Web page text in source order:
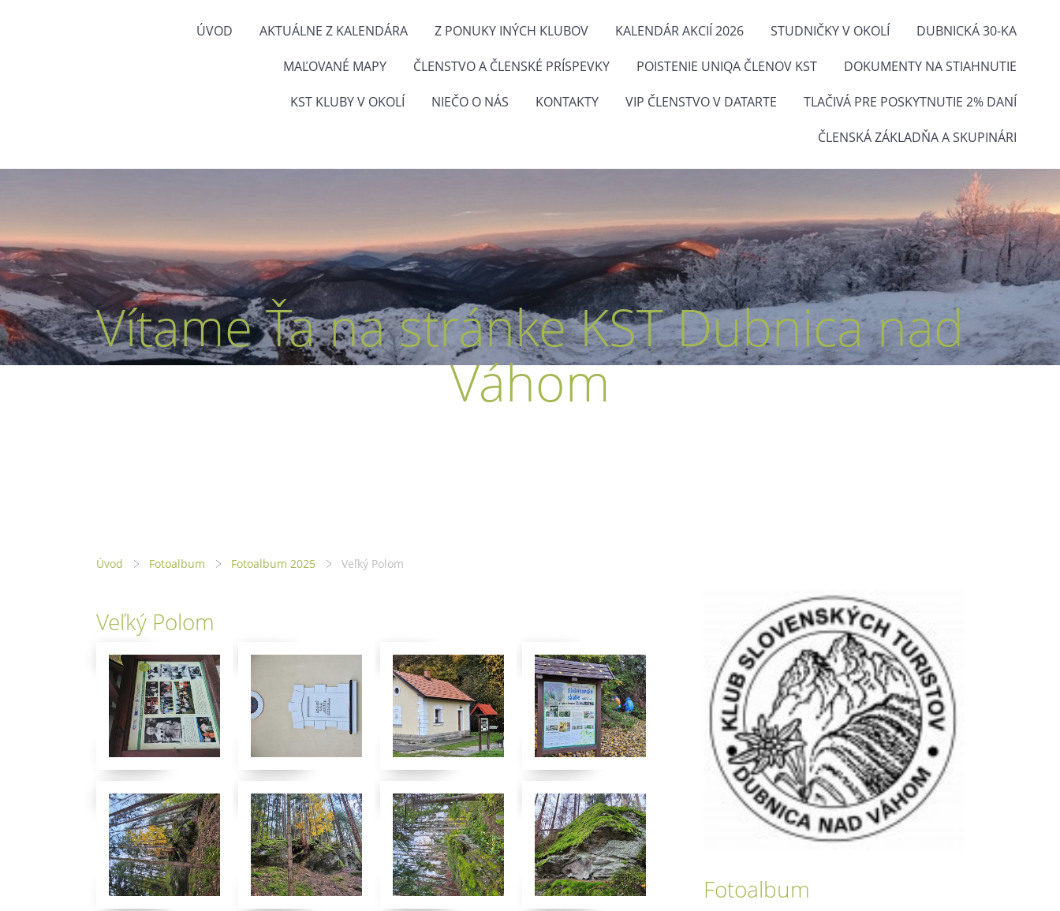
ÚVOD AKTUÁLNE Z KALENDÁRA Z PONUKY INÝCH KLUBOV KALENDÁR AKCIÍ 2026 STUDNIČKY V OKOLÍ DUBNICKÁ 30-KA
MAĽOVANÉ MAPY ČLENSTVO A ČLENSKÉ PRÍSPEVKY POISTENIE UNIQA ČLENOV KST DOKUMENTY NA STIAHNUTIE
KST KLUBY V OKOLÍ NIEČO O NÁS KONTAKTY VIP ČLENSTVO V DATARTE TLAČIVÁ PRE POSKYTNUTIE 2% DANÍ
ČLENSKÁ ZÁKLADŇA A SKUPINÁRI
Vítame Ťa na stránke KST Dubnica nad
Váhom
Úvod Fotoalbum Fotoalbum 2025 Veľký Polom
Veľký Polom
Fotoalbum